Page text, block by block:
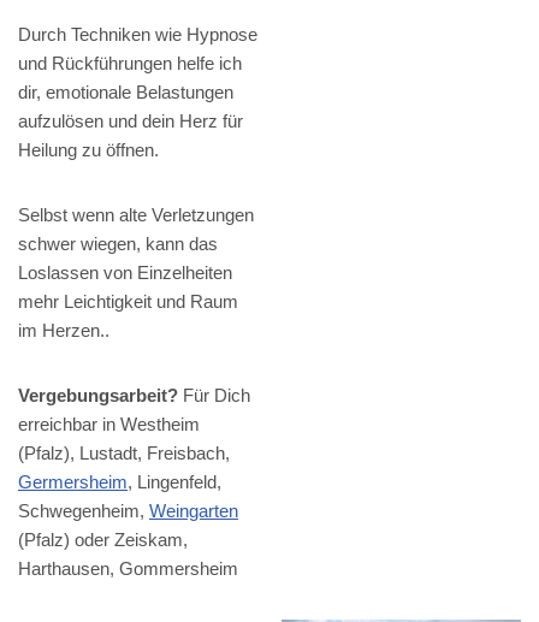
Durch Techniken wie Hypnose
und Rückführungen helfe ich
dir, emotionale Belastungen
aufzulösen und dein Herz für
Heilung zu öffnen.
Selbst wenn alte Verletzungen
schwer wiegen, kann das
Loslassen von Einzelheiten
mehr Leichtigkeit und Raum
im Herzen..
Vergebungsarbeit? Für Dich
erreichbar in Westheim
(Pfalz), Lustadt, Freisbach,
Germersheim, Lingenfeld,
Schwegenheim, Weingarten
(Pfalz) oder Zeiskam,
Harthausen, Gommersheim